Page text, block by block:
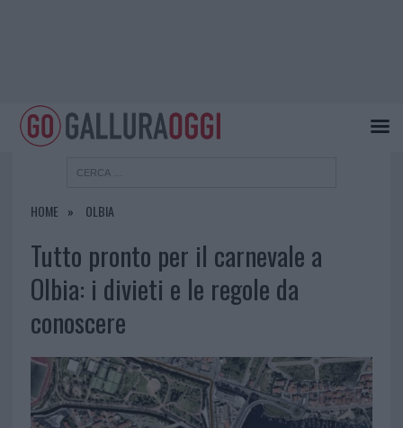
HOME OLBIA
Tutto pronto per il carnevale a
Olbia: i divieti e le regole da
conoscere